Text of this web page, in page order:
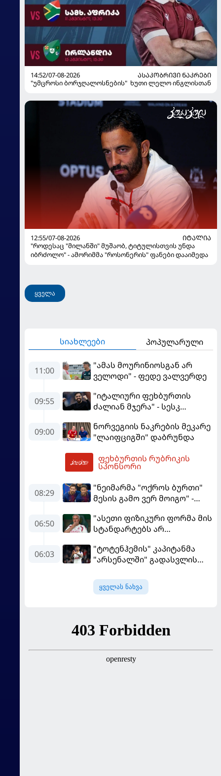
14:52/07-08-2026
ᲐᲡᲐᲙᲝᲑᲠᲘᲕᲘ ᲜᲐᲙᲠᲔᲑᲘ
"უმცროსი ბორჯღალოსნების" ხუთი ლელო ინგლისთან
12:55/07-08-2026
ᲘᲢᲐᲚᲘᲐ
"როდესაც "მილანში" მუშაობ, ტიტულისთვის უნდა
იბრძოლო" - ამორიმმა "როსონერის" ფანები დააიმედა
ყველა
სიახლეები პოპულარული
11:00
"ამას მოურინიოსგან არ
ველოდი" - ფედე ვალვერდე
09:55
"იტალიური ფეხბურთის
ძალიან მჯერა" - სესკ
09:00
ნორვეგიის ნაკრების მეკარე
"ლაიფციგში" დაბრუნდა
ფეხბურთის რუბრიკის
სპონსორი
08:29
"ნეიმარმა "ოქროს ბურთი"
მესის გამო ვერ მოიგო" -
აგენტი
06:50
"ასეთი ფიზიკური ფორმა მის
სტანდარტებს არ
"რეალის" ახალწვეული
გააკრიტიკა
06:03
"ტოტენჰემის" კაპიტანმა
"არსენალში" გადასვლის
ყველას ნახვა